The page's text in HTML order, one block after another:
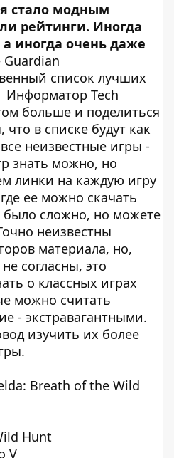
стало модным
рейтинги. Иногда
иногда очень даже
Guardian
список лучших
Информатор Tech
больше и поделиться
что в списке будут как
неизвестные игры -
знать можно, но
линки на каждую игру
ее можно скачать
было сложно, но можете
неизвестны
материала, но,
согласны, это
о классных играх
можно считать
- экстравагантными.
изучить их более
Breath of the Wild
Hunt
V